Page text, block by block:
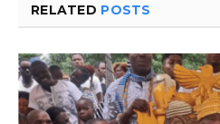
RELATED POSTS